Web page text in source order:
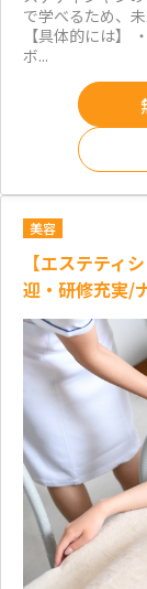
で学べるため、
【具体的には】
ボ...
美容
【エステティ
迎・研修充実/